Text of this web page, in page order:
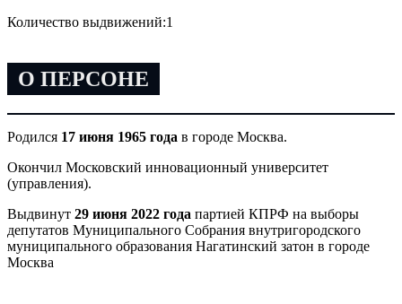
Количество выдвижений:1
О ПЕРСОНЕ
Родился 17 июня 1965 года в городе Москва.
Окончил Московский инновационный университет
(управления).
Выдвинут 29 июня 2022 года партией КПРФ на выборы
депутатов Муниципального Собрания внутригородского
муниципального образования Нагатинский затон в городе
Москва